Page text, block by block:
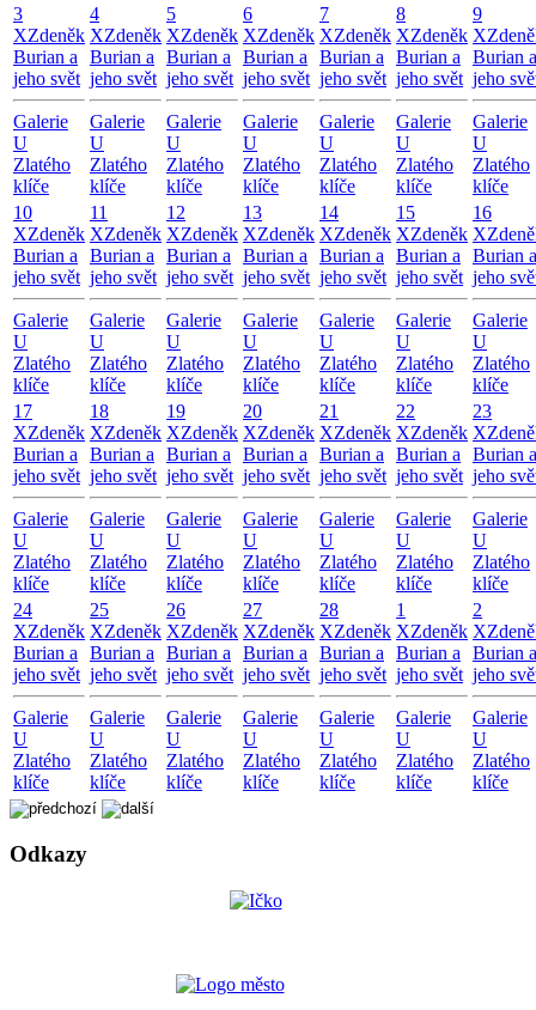
3
XZdeněk
Burian a
jeho svět
Galerie
U
Zlatého
klíče
4
XZdeněk
Burian a
jeho svět
Galerie
U
Zlatého
klíče
5
XZdeněk
Burian a
jeho svět
Galerie
U
Zlatého
klíče
6
XZdeněk
Burian a
jeho svět
Galerie
U
Zlatého
klíče
7
XZdeněk
Burian a
jeho svět
Galerie
U
Zlatého
klíče
8
XZdeněk
Burian a
jeho svět
Galerie
U
Zlatého
klíče
9
X
Burian a
jeho
Galerie
U
Zlatého
klíče
10
XZdeněk
Burian a
jeho svět
Galerie
U
Zlatého
klíče
11
XZdeněk
Burian a
jeho svět
Galerie
U
Zlatého
klíče
12
XZdeněk
Burian a
jeho svět
Galerie
U
Zlatého
klíče
13
XZdeněk
Burian a
jeho svět
Galerie
U
Zlatého
klíče
14
XZdeněk
Burian a
jeho svět
Galerie
U
Zlatého
klíče
15
XZdeněk
Burian a
jeho svět
Galerie
U
Zlatého
klíče
16
X
Burian a
jeho
Galerie
U
Zlatého
klíče
17
XZdeněk
Burian a
jeho svět
Galerie
U
Zlatého
klíče
18
XZdeněk
Burian a
jeho svět
Galerie
U
Zlatého
klíče
19
XZdeněk
Burian a
jeho svět
Galerie
U
Zlatého
klíče
20
XZdeněk
Burian a
jeho svět
Galerie
U
Zlatého
klíče
21
XZdeněk
Burian a
jeho svět
Galerie
U
Zlatého
klíče
22
XZdeněk
Burian a
jeho svět
Galerie
U
Zlatého
klíče
23
X
Burian a
jeho
Galerie
U
Zlatého
klíče
24
XZdeněk
Burian a
jeho svět
Galerie
U
Zlatého
klíče
25
XZdeněk
Burian a
jeho svět
Galerie
U
Zlatého
klíče
26
XZdeněk
Burian a
jeho svět
Galerie
U
Zlatého
klíče
27
XZdeněk
Burian a
jeho svět
Galerie
U
Zlatého
klíče
28
XZdeněk
Burian a
jeho svět
Galerie
U
Zlatého
klíče
1
XZdeněk
Burian a
jeho svět
Galerie
U
Zlatého
klíče
2
X
Burian a
jeho
Galerie
U
Zlatého
klíče
Odkazy